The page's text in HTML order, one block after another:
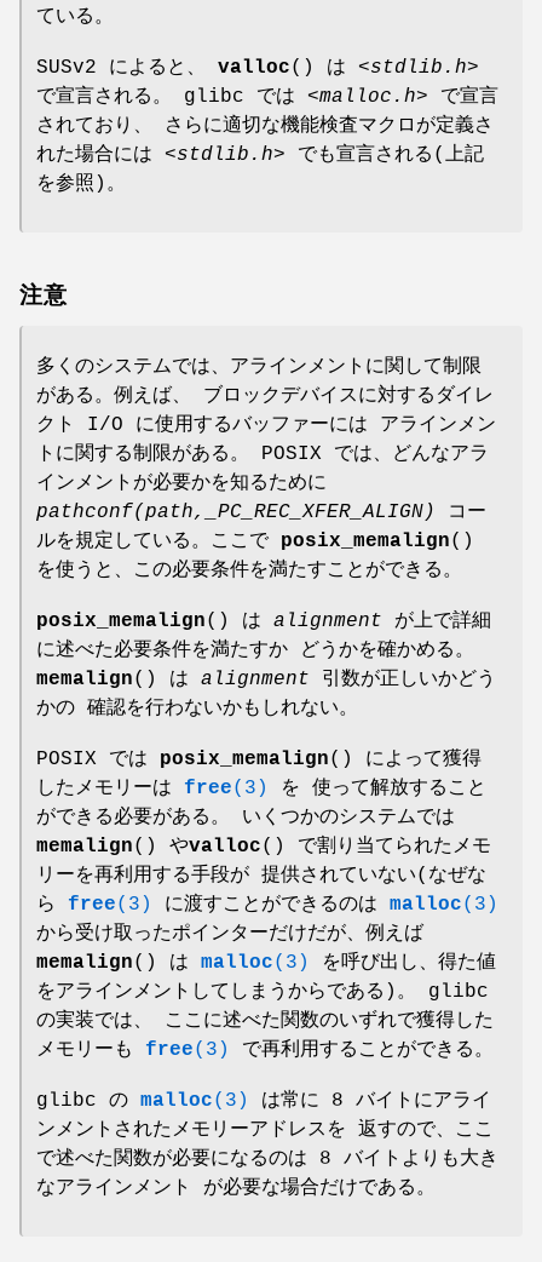
ている。
SUSv2 によると、 valloc() は <stdlib.h>
で宣言される。 glibc では <malloc.h> で宣言
されており、 さらに適切な機能検査マクロが定義さ
れた場合には <stdlib.h> でも宣言される(上記
を参照)。
注意
多くのシステムでは、アラインメントに関して制限
がある。例えば、 ブロックデバイスに対するダイレ
クト I/O に使用するバッファーには アラインメン
トに関する制限がある。 POSIX では、どんなアラ
インメントが必要かを知るために
pathconf(path,_PC_REC_XFER_ALIGN)
コー
ルを規定している。ここで posix_memalign()
を使うと、この必要条件を満たすことができる。
posix_memalign() は alignment が上で詳細
に述べた必要条件を満たすか どうかを確かめる。
memalign() は alignment 引数が正しいかどう
かの 確認を行わないかもしれない。
POSIX では posix_memalign() によって獲得
したメモリーは free(3)
を 使って解放すること
ができる必要がある。 いくつかのシステムでは
memalign() やvalloc() で割り当てられたメモ
リーを再利用する手段が 提供されていない(なぜな
ら free(3) に渡すことができるのは malloc(3)
から受け取ったポインターだけだが、例えば
memalign() は malloc(3)
を呼び出し、得た値
をアラインメントしてしまうからである)。 glibc
の実装では、 ここに述べた関数のいずれで獲得した
メモリーも free(3) で再利用することができる。
glibc の malloc(3)
は常に 8 バイトにアライ
ンメントされたメモリーアドレスを 返すので、ここ
で述べた関数が必要になるのは 8 バイトよりも大き
なアラインメント が必要な場合だけである。